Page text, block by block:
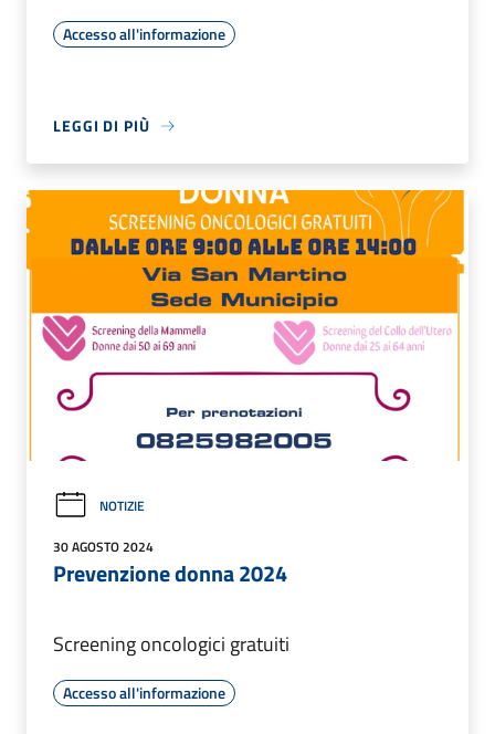
Accesso all'informazione
LEGGI DI PIÙ
NOTIZIE
30 AGOSTO 2024
Prevenzione donna 2024
Screening oncologici gratuiti
Accesso all'informazione